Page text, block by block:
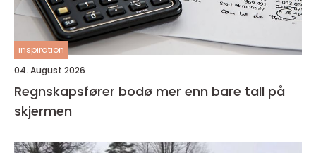
inspiration
04. August 2026
Regnskapsfører bodø mer enn bare tall på
skjermen